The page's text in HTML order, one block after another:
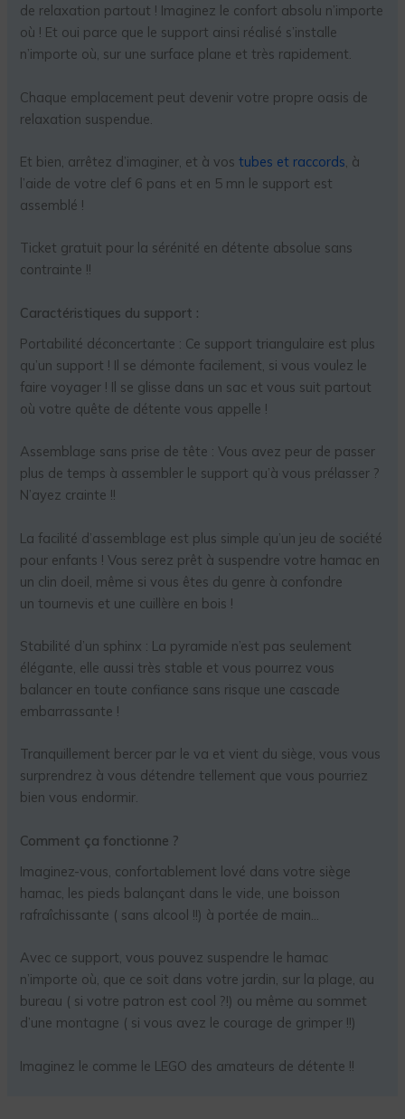
de relaxation partout ! Imaginez le confort absolu n’importe
où ! Et oui parce que le support ainsi réalisé s’installe
n’importe où, sur une surface plane et très rapidement.
Chaque emplacement peut devenir votre propre oasis de
relaxation suspendue.
Et bien, arrêtez d’imaginer, et à vostubes et raccords, à
l’aide de votre clef 6 pans et en 5 mn le support est
assemblé !
Ticket gratuit pour la sérénité en détente absolue sans
contrainte !!
Caractéristiques du support :
Portabilité déconcertante : Ce support triangulaire est plus
qu’un support ! Il se démonte facilement, si vous voulez le
faire voyager ! Il se glisse dans un sac et vous suit partout
où votre quête de détente vous appelle !
Assemblage sans prise de tête : Vous avez peur de passer
plus de temps à assembler le support qu’à vous prélasser ?
N’ayez crainte !!
La facilité d’assemblage est plus simple qu’un jeu de société
pour enfants ! Vous serez prêt à suspendre votre hamac en
un clin doeil, même si vous êtes du genre à confondre
un tournevis et une cuillère en bois !
Stabilité d’un sphinx : La pyramide n’est pas seulement
élégante, elle aussi très stable et vous pourrez vous
balancer en toute confiance sans risque une cascade
embarrassante !
Tranquillement bercer par le va et vient du siège, vous vous
surprendrez à vous détendre tellement que vous pourriez
bien vous endormir.
Comment ça fonctionne ?
Imaginez-vous, confortablement lové dans votre siège
hamac, les pieds balançant dans le vide, une boisson
rafraîchissante ( sans alcool !!) à portée de main…
Avec ce support, vous pouvez suspendre le hamac
n’importe où, que ce soit dans votre jardin, sur la plage, au
bureau ( si votre patron est cool ?!) ou même au sommet
d’une montagne ( si vous avez le courage de grimper !!)
Imaginez le comme le LEGO des amateurs de détente !!